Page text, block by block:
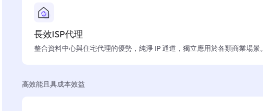
長效ISP代理
整合資料中心與住宅代理的優勢，純淨 IP 通道，獨立應用於各類商業場景。
高效能且具成本效益